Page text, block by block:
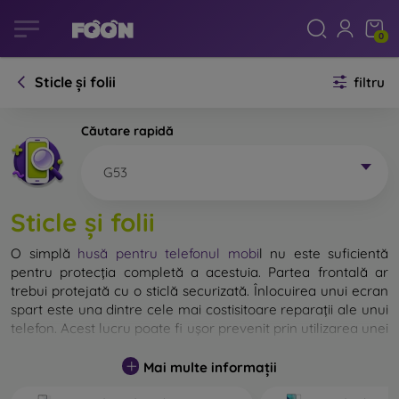
0
Sticle și folii filtru
Căutare rapidă
G53
Sticle și folii
O simplă husă pentru telefonul mobil nu este suficientă
pentru protecția completă a acestuia. Partea frontală ar
trebui protejată cu o sticlă securizată. Înlocuirea unui ecran
spart este una dintre cele mai costisitoare reparații ale unui
telefon. Acest lucru poate fi ușor prevenit prin utilizarea unei
Deși nu există sticlă indestructibilă pentru telefon, în
Mai multe informații